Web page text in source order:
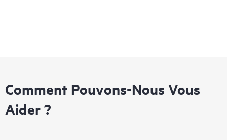
Comment Pouvons-Nous Vous
Aider ?